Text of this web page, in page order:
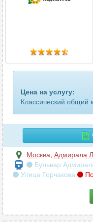
Цена на услугу:
Классический общий
Москва, Адмирала
Бульвар
Улица Горчакова